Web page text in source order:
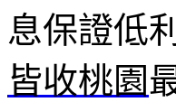
息保證低
皆收桃園